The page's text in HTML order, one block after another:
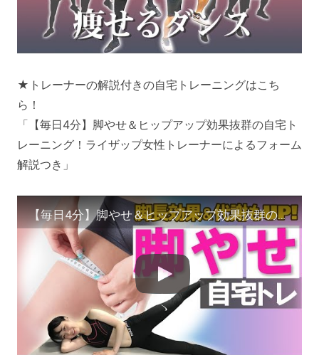
★トレーナーの解説付きの自宅トレーニングはこち
ら！
「【毎日4分】脚やせ＆ヒップアップ効果抜群の自宅ト
レーニング！ライザップ女性トレーナーによるフォーム
解説つき」
【毎日4分】脚やせ＆ヒップアップ効果抜群の自宅トレーニング！ライザップ女性トレーナーによるフォーム解説つき